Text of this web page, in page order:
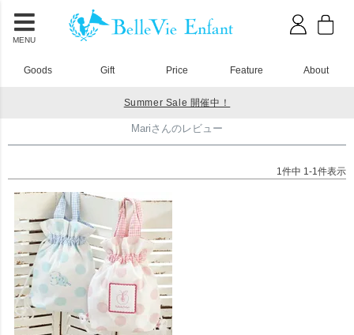
MENU
Goods Gift Price Feature About
Summer Sale 開催中！
Mariさんのレビュー
1 件中 1 -1 件表示